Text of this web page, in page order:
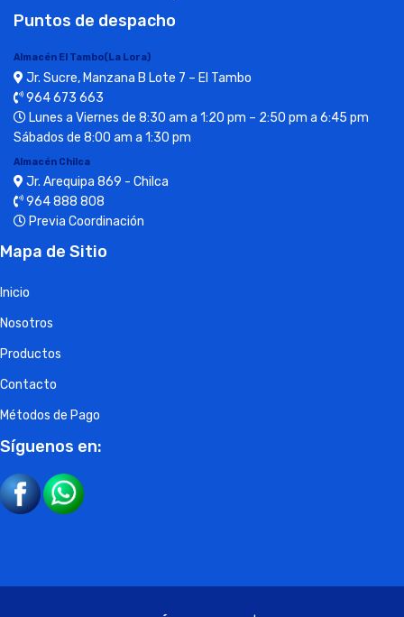
Puntos de despacho
Almacén El Tambo(La Lora)
Jr. Sucre, Manzana B Lote 7 – El Tambo
964 673 663
Lunes a Viernes de 8:30 am a 1:20 pm – 2:50 pm a 6:45 pm
Sábados de 8:00 am a 1:30 pm
Almacén Chilca
Jr. Arequipa 869 - Chilca
964 888 808
Previa Coordinación
Mapa de Sitio
Inicio
Nosotros
Productos
Contacto
Métodos de Pago
Síguenos en: